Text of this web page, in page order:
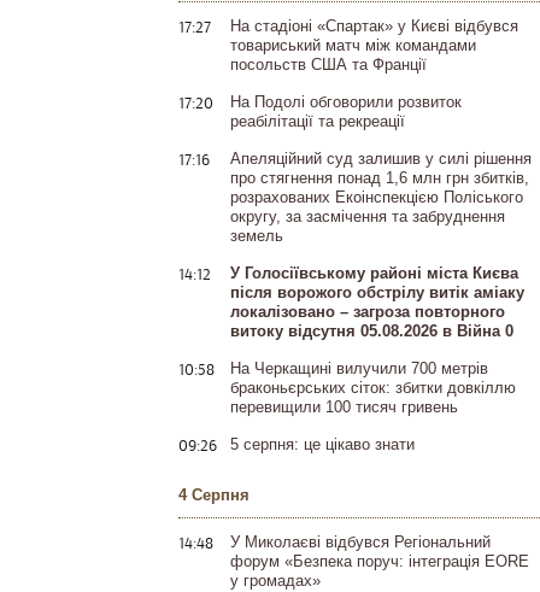
17:27
На стадіоні «Спартак» у Києві відбувся
товариський матч між командами
посольств США та Франції
17:20
На Подолі обговорили розвиток
реабілітації та рекреації
17:16
Апеляційний суд залишив у силі рішення
про стягнення понад 1,6 млн грн збитків,
розрахованих Екоінспекцією Поліського
округу, за засмічення та забруднення
земель
14:12
У Голосіївському районі міста Києва
після ворожого обстрілу витік аміаку
локалізовано – загроза повторного
витоку відсутня 05.08.2026 в Війна 0
10:58
На Черкащині вилучили 700 метрів
браконьєрських сіток: збитки довкіллю
перевищили 100 тисяч гривень
09:26 5 серпня: це цікаво знати
4 Серпня
14:48
У Миколаєві відбувся Регіональний
форум «Безпека поруч: інтеграція EORE
у громадах»